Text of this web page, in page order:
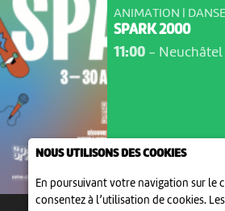
NOUS UTILISONS DES COOKIES
En poursuivant votre navigation sur le
consentez à l’utilisation de cookies.
ANIMATION |
SPARK 2000
11:00- Neuchâtel